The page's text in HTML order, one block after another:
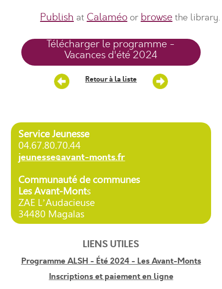
Publish at Calaméoor browsethe library.
Télécharger le programme -
Vacances d'été 2024
Retour à la liste
Service Jeunesse
04.67.80.70.44
jeunesse@avant-monts.fr
Communauté de communes
Les Avant-Monts
ZAE L’Audacieuse
34480 Magalas
LIENS UTILES
Programme ALSH - Été 2024 - Les Avant-Monts
Inscriptions et paiement en ligne